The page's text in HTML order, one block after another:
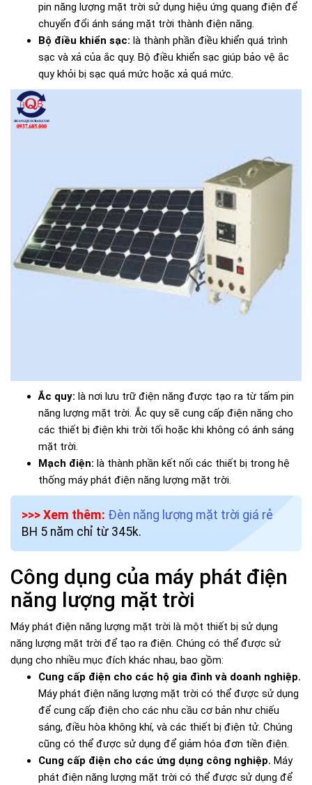
pin năng lượng mặt trời sử dụng hiệu ứng quang điện để
chuyển đổi ánh sáng mặt trời thành điện năng.
Bộ điều khiển sạc: là thành phần điều khiển quá trình
sạc và xả của ắc quy. Bộ điều khiển sạc giúp bảo vệ ắc
quy khỏi bị sạc quá mức hoặc xả quá mức.
Ắc quy: là nơi lưu trữ điện năng được tạo ra từ tấm pin
năng lượng mặt trời. Ắc quy sẽ cung cấp điện năng cho
các thiết bị điện khi trời tối hoặc khi không có ánh sáng
mặt trời.
Mạch điện: là thành phần kết nối các thiết bị trong hệ
thống máy phát điện năng lượng mặt trời.
>>> Xem thêm: Đèn năng lượng mặt trời giá rẻ
BH 5 năm chỉ từ 345k.
Công dụng của máy phát điện
năng lượng mặt trời
Máy phát điện năng lượng mặt trời là một thiết bị sử dụng
năng lượng mặt trời để tạo ra điện. Chúng có thể được sử
dụng cho nhiều mục đích khác nhau, bao gồm:
Cung cấp điện cho các hộ gia đình và doanh nghiệp.
Máy phát điện năng lượng mặt trời có thể được sử dụng
để cung cấp điện cho các nhu cầu cơ bản như chiếu
sáng, điều hòa không khí, và các thiết bị điện tử. Chúng
cũng có thể được sử dụng để giảm hóa đơn tiền điện.
Cung cấp điện cho các ứng dụng công nghiệp. Máy
phát điện năng lượng mặt trời có thể được sử dụng để